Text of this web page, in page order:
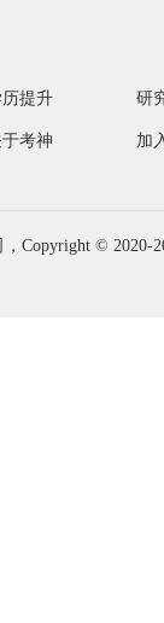
提升 研
于考神 加
© 2020-